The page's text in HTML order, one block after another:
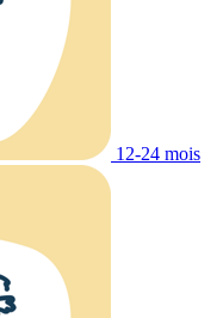
12-24 mois